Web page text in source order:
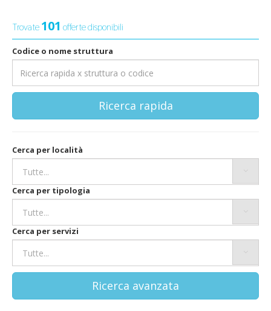
Trovate101 offerte disponibili
Codice o nome struttura
Ricerca rapida
Cerca per località
Cerca per tipologia
Cerca per servizi
Ricerca avanzata